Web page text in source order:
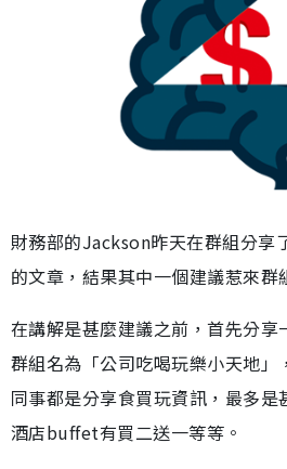
財務部的Jackson昨天在群組分享
的文章，結果其中一個建議惹來群
在講解是甚麼建議之前，首先分
群組名為「公司吃喝玩樂小天地」
同事都是分享食買玩資訊，最多是
酒店buffet有買二送一等等。